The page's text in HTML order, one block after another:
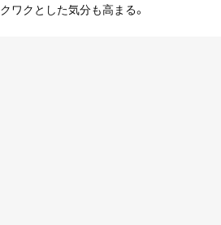
クワクとした気分も高まる。